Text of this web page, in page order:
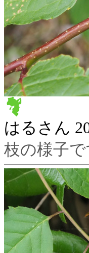
はるさん
枝の様子で